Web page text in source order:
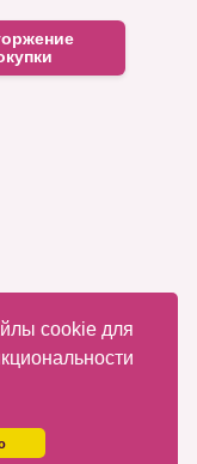
cookie для